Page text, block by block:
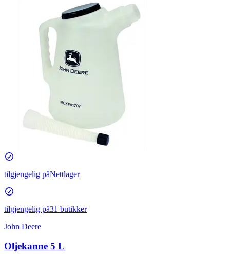
tilgjengelig påNettlager
tilgjengelig på31 butikker
John Deere
Oljekanne 5 L